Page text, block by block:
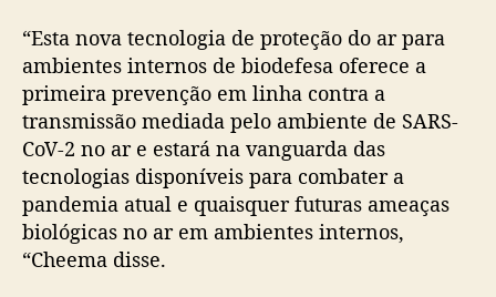
“Esta nova tecnologia de proteção do ar para
ambientes internos de biodefesa oferece a
primeira prevenção em linha contra a
transmissão mediada pelo ambiente de SARS-
CoV-2 no ar e estará na vanguarda das
tecnologias disponíveis para combater a
pandemia atual e quaisquer futuras ameaças
biológicas no ar em ambientes internos,
“Cheema disse.